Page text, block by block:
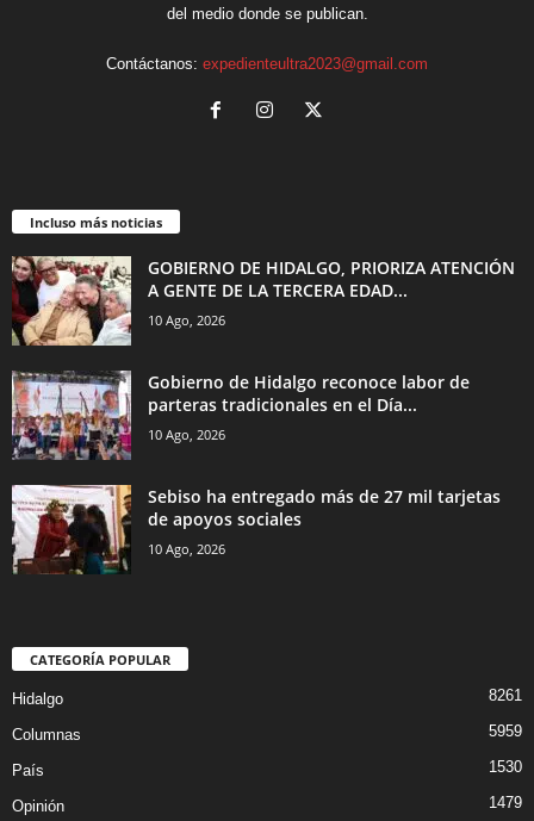
del medio donde se publican.
Contáctanos: expedienteultra2023@gmail.com
Incluso más noticias
GOBIERNO DE HIDALGO, PRIORIZA ATENCIÓN
A GENTE DE LA TERCERA EDAD...
10 Ago, 2026
Gobierno de Hidalgo reconoce labor de
parteras tradicionales en el Día...
10 Ago, 2026
Sebiso ha entregado más de 27 mil tarjetas
de apoyos sociales
10 Ago, 2026
CATEGORÍA POPULAR
Hidalgo 8261
Columnas 5959
País 1530
Opinión 1479